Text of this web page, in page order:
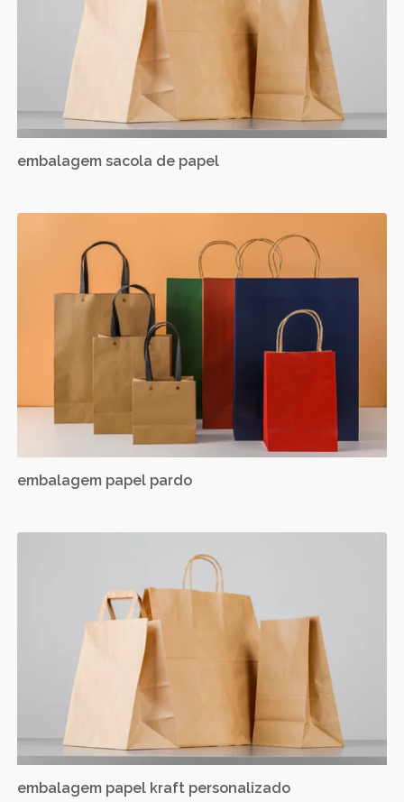
embalagem sacola de papel
embalagem papel pardo
embalagem papel kraft personalizado